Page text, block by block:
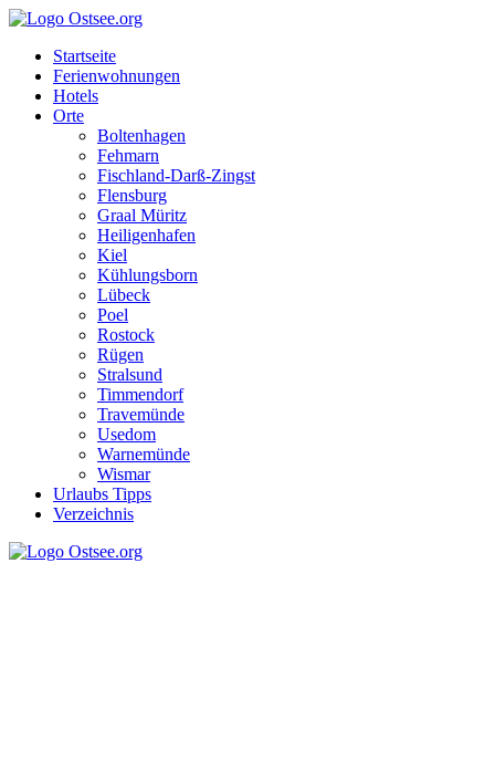
Startseite
Ferienwohnungen
Hotels
Orte
Boltenhagen
Fehmarn
Fischland-Darß-Zingst
Flensburg
Graal Müritz
Heiligenhafen
Kiel
Kühlungsborn
Lübeck
Poel
Rostock
Rügen
Stralsund
Timmendorf
Travemünde
Usedom
Warnemünde
Wismar
Urlaubs Tipps
Verzeichnis